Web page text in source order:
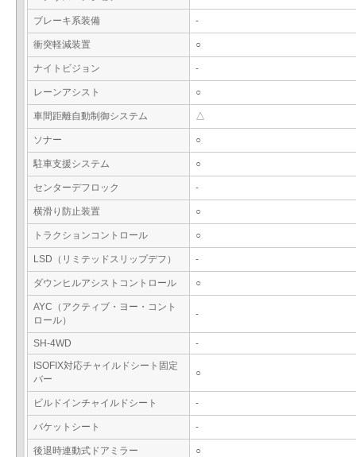
ブレーキ系装備 -
衝突軽減装置 ○
ナイトビジョン -
レーンアシスト ○
車間距離自動制御システム △
ソナー ○
駐車支援システム ○
センターデフロック -
横滑り防止装置 ○
トラクションコントロール ○
LSD（リミテッドスリップデフ） -
ダウンヒルアシストコントロール ○
AYC（アクティブ・ヨー・コント
ロール）
-
SH-4WD
-
ISOFIX対応チャイルドシート固定
バー
○
ビルドインチャイルドシート -
バケットシート -
後退時連動式ドアミラー ○